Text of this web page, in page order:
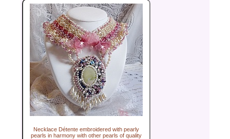
Necklace Détente embroidered with pearly
pearls in harmony with other pearls of quality